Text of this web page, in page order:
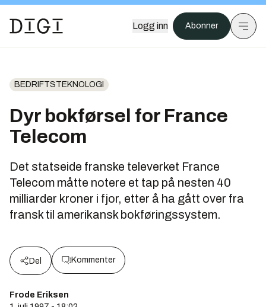
Logg inn Abonner
BEDRIFTSTEKNOLOGI
Dyr bokførsel for France
Telecom
Det statseide franske televerket France
Telecom måtte notere et tap på nesten 40
milliarder kroner i fjor, etter å ha gått over fra
fransk til amerikansk bokføringssystem.
Del Kommenter
Frode Eriksen